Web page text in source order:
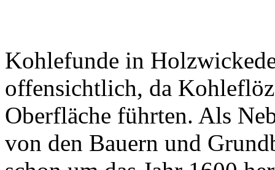
Kohlefunde in
offensichtlich, da
Oberfläche führten. Als
von den Bauern und